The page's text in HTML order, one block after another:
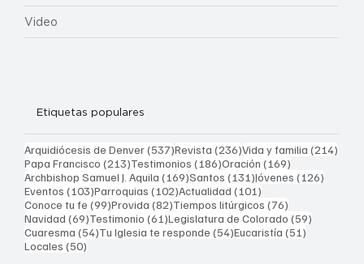
Video
Etiquetas populares
Arquidiócesis de Denver(537)537 entradas
Revista (236)236 entradas
Vida y familia (214)
Papa Francisco (213)213 entradas
Testimonios (186)186 entradas
Oración (169)
Archbishop Samuel J. Aquila (169)169 entradas
Santos (131)131 entradas
Jóvenes (126)
Eventos (103)103 entradas
Parroquias (102)102 entradas
Actualidad (101)
Conoce tu fe (99)99 entradas
Provida (82)82 entradas
Tiempos litúrgicos (76)
Navidad (69)69 entradas
Testimonio (61)61 entradas
Legislatura de Colorado (59)
Cuaresma (54)54 entradas
Tu Iglesia te responde (54)54 entradas
Eucaristía (51)
Locales (50)